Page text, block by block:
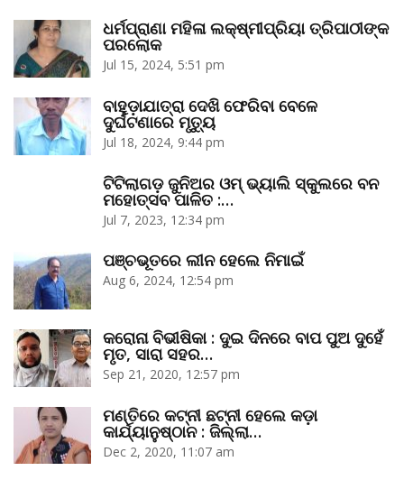
ଧର୍ମପ୍ରାଣା ମହିଳା ଲକ୍ଷ୍ମୀପ୍ରିୟା ତ୍ରିପାଠୀଙ୍କ
ପରଲୋକ
Jul 15, 2024, 5:51 pm
ବାହୁଡ଼ାଯାତ୍ରା ଦେଖି ଫେରିବା ବେଳେ
ଦୁର୍ଘଟଣାରେ ମୃତ୍ୟୁ
Jul 18, 2024, 9:44 pm
ଟିଟିଲାଗଡ଼ ଜୁନିଅର ଓମ୍‌ ଭ୍ୟାଲି ସ୍କୁଲରେ ବନ
ମହୋତ୍ସବ ପାଳିତ :…
Jul 7, 2023, 12:34 pm
ପଞ୍ଚଭୂତରେ ଲୀନ ହେଲେ ନିମାଇଁ
Aug 6, 2024, 12:54 pm
କରୋନା ବିଭୀଷିକା : ଦୁଇ ଦିନରେ ବାପ ପୁଅ ଦୁହେଁ
ମୃତ, ସାରା ସହର…
Sep 21, 2020, 12:57 pm
ମଣ୍ତିରେ କଟ୍‌ନୀ ଛଟ୍‌ନୀ ହେଲେ କଡ଼ା
କାର୍ଯ୍ୟାନୁଷ୍ଠାନ : ଜିଲ୍ଲା…
Dec 2, 2020, 11:07 am